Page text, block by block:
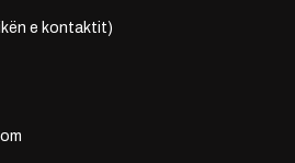
e kontaktit)